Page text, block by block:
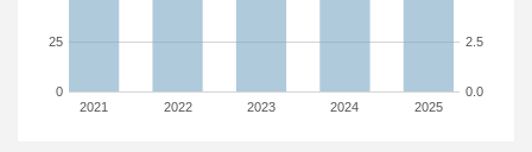
2021 2022 2023 2024 2025
0
25
0.0
2.5